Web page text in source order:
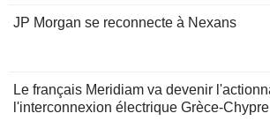
JP Morgan se reconnecte à Nexans
Le français Meridiam va devenir
l'interconnexion électrique Grèce-Chypre